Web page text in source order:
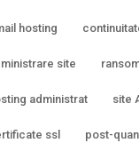
hosting
site
administrat site
ssl post-